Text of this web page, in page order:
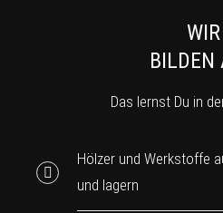
WIR
BILDEN
Das lernst Du in
Hölzer und Werkstoffe
und lagern